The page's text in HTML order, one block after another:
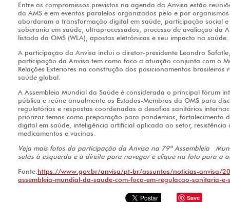
Entre os compromissos previstos na agenda da Anvisa estão
da AMS e em eventos paralelos organizados pelo e por
abordaram a transformação digital em saúde, participação social
soberania em saúde, ultraprocessados, processo de avaliação da
listada da OMS (WLA), apostas eletrônicas e seu impacto na saúde.
A participação da Anvisa inclui o diretor-presidente Leandro
participação da Anvisa tem como foco a atuação conjunta com o
Relações Exteriores na construção dos posicionamentos
saúde global.
A Assembleia Mundial da Saúde é considerada o principal fórum
pública e reúne anualmente os Estados-Membros da OMS para
regulatórias e respostas coordenadas a desafios sanitários
priorizar temas como preparação para pandemias, fortalecimento
digital em saúde, inteligência artificial aplicada ao setor,
medicamentos e vacinas.
Veja mais fotos da participação da Anvisa na 79ª Assembleia
setas à esquerda e à direita para navegar e clique na foto para a
Fonte:https://www.gov.br/anvisa/pt-br/assuntos/noticias-anvisa/
assembleia-mundial-da-saude-com-foco-em-regulacao-sanitaria-
Save